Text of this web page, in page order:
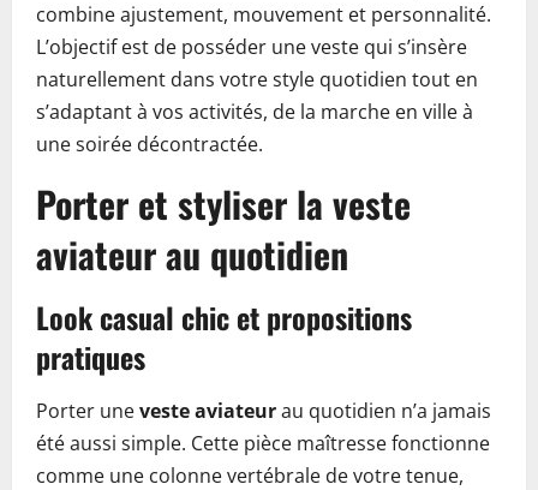
combine ajustement, mouvement et personnalité.
L’objectif est de posséder une veste qui s’insère
naturellement dans votre style quotidien tout en
s’adaptant à vos activités, de la marche en ville à
une soirée décontractée.
Porter et styliser la veste
aviateur au quotidien
Look casual chic et propositions
pratiques
Porter uneveste aviateurau quotidien n’a jamais
été aussi simple. Cette pièce maîtresse fonctionne
comme une colonne vertébrale de votre tenue,